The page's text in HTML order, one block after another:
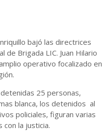
bajó las directrices
de Brigada LIC. Juan Hilario
operativo focalizado en
25 personas,
blanca, los detenidos al
policiales, figuran varias
la justicia.